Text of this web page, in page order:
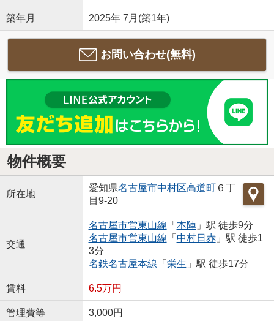
築年月 2025年 7月(築1年)
お問い合わせ(無料)
物件概要
所在地
愛知県名古屋市中村区高道町６丁
目9-20
交通
名古屋市営東山線 「 本陣」駅 徒歩9分
名古屋市営東山線 「 中村日赤」駅 徒歩1
3分
名鉄名古屋本線 「 栄生 」駅 徒歩17分
賃料 6.5万円
管理費等 3,000円